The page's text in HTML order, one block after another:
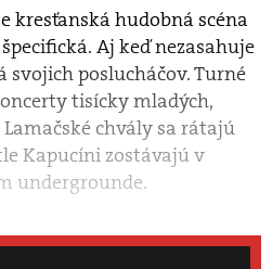
kresťanská hudobná scéna
Aj keď nezasahuje
svojich poslucháčov. Turné
tisícky mladých,
chvály sa rátajú
Kapucíni zostávajú v
undergrounde.